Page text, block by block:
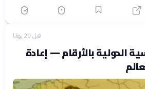
قبل 20 يومًا
الدولية بالأرقام — إعادة